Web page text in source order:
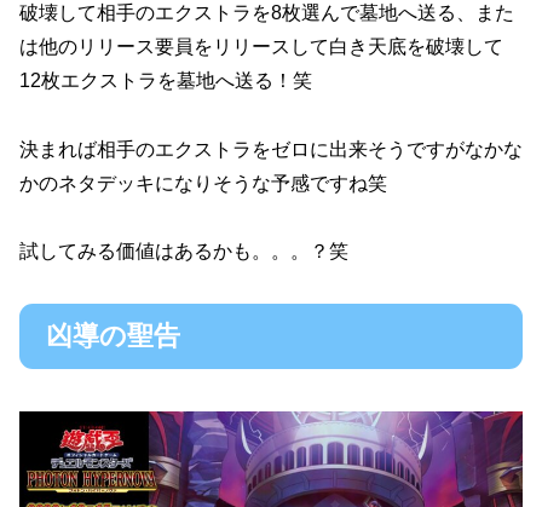
破壊して相手のエクストラを8枚選んで墓地へ送る、また
は他のリリース要員をリリースして白き天底を破壊して
12枚エクストラを墓地へ送る！笑
決まれば相手のエクストラをゼロに出来そうですがなかな
かのネタデッキになりそうな予感ですね笑
試してみる価値はあるかも。。。？笑
凶導の聖告